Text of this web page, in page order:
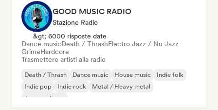
GOOD MUSIC RADIO
Stazione Radio
&gt; 6000 risposte date
Dance musicDeath / ThrashElectro Jazz / Nu Jazz
GrimeHardcore
Trasmettere artisti alla radio
Death / Thrash Dance music House music
Indie folk
Indie pop
Indie rock
Metal / Heavy metal
Jazz moderno